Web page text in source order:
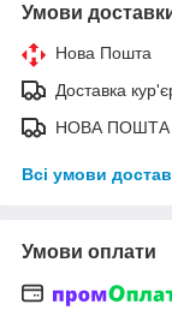
Умови
Нова Пошта
Доставка
НОВА ПОШТА
Всі умови
Умови оплати